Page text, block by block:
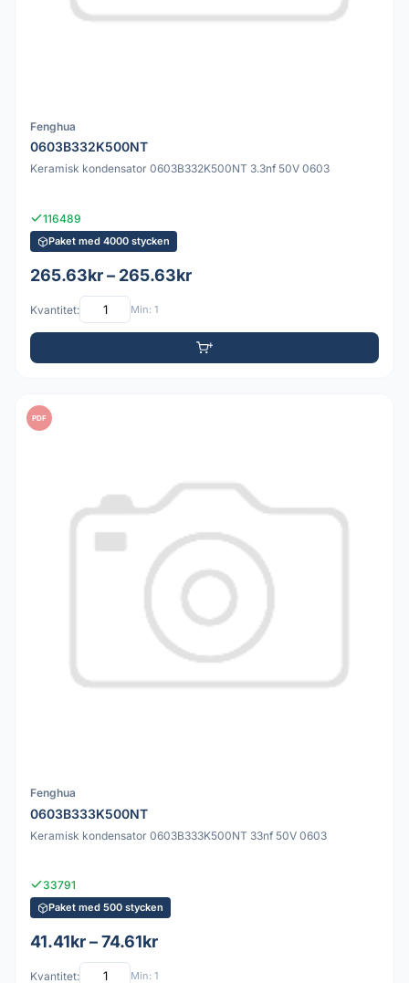
Fenghua
0603B332K500NT
Keramisk kondensator 0603B332K500NT 3.3nf 50V 0603
116489
Paket med 4000 stycken
265.63kr – 265.63kr
Kvantitet: Min: 1
PDF
Fenghua
0603B333K500NT
Keramisk kondensator 0603B333K500NT 33nf 50V 0603
33791
Paket med 500 stycken
41.41kr – 74.61kr
Kvantitet: Min: 1